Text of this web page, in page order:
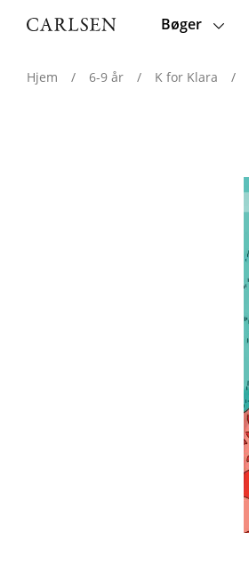
Main
Bøger
Hjem / 6-9 år / K for Klara /